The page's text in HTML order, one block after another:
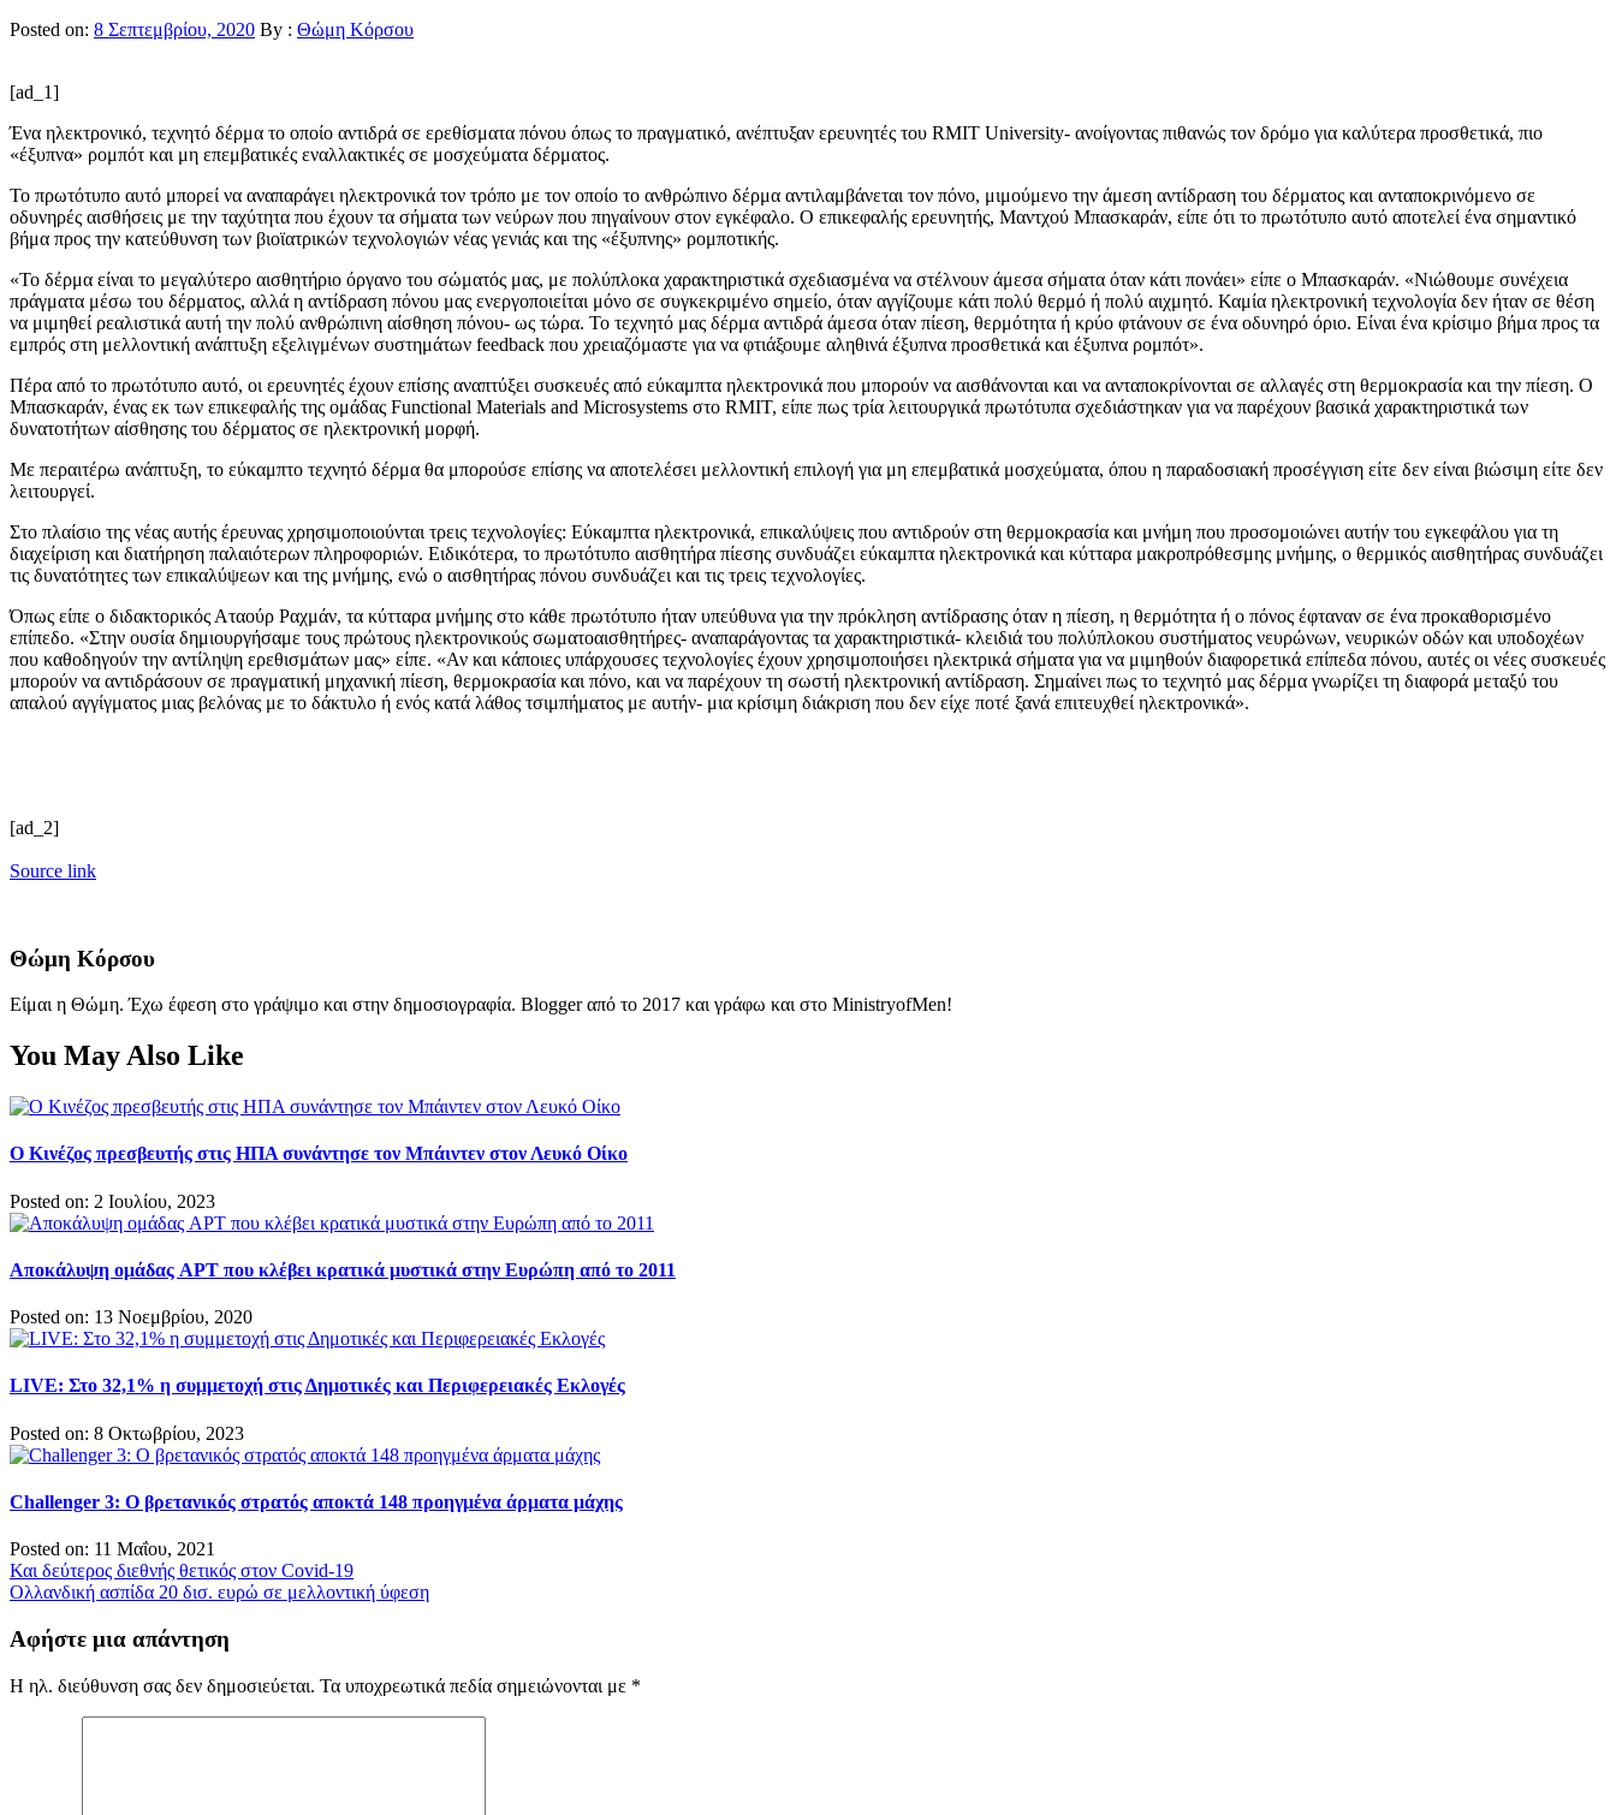
Posted on: 8 Σεπτεμβρίου, 2020 By : Θώμη Κόρσου
[ad_1]
Ένα ηλεκτρονικό, τεχνητό δέρμα το οποίο αντιδρά σε ερεθίσματα πόνου όπως το πραγματικό, ανέπτυξαν ερευνητές του RMIT University- ανοίγοντας πιθανώς τον δρόμο για καλύτερα προσθετικά, πιο
«έξυπνα» ρομπότ και μη επεμβατικές εναλλακτικές σε μοσχεύματα δέρματος.
Το πρωτότυπο αυτό μπορεί να αναπαράγει ηλεκτρονικά τον τρόπο με τον οποίο το ανθρώπινο δέρμα αντιλαμβάνεται τον πόνο, μιμούμενο την άμεση αντίδραση του δέρματος και ανταποκρινόμενο σε
οδυνηρές αισθήσεις με την ταχύτητα που έχουν τα σήματα των νεύρων που πηγαίνουν στον εγκέφαλο. Ο επικεφαλής ερευνητής, Μαντχού Μπασκαράν, είπε ότι το πρωτότυπο αυτό αποτελεί ένα σημαντικό
βήμα προς την κατεύθυνση των βιοϊατρικών τεχνολογιών νέας γενιάς και της «έξυπνης» ρομποτικής.
«Το δέρμα είναι το μεγαλύτερο αισθητήριο όργανο του σώματός μας, με πολύπλοκα χαρακτηριστικά σχεδιασμένα να στέλνουν άμεσα σήματα όταν κάτι πονάει» είπε ο Μπασκαράν. «Νιώθουμε συνέχεια
πράγματα μέσω του δέρματος, αλλά η αντίδραση πόνου μας ενεργοποιείται μόνο σε συγκεκριμένο σημείο, όταν αγγίζουμε κάτι πολύ θερμό ή πολύ αιχμητό. Καμία ηλεκτρονική τεχνολογία δεν ήταν σε θέση
να μιμηθεί ρεαλιστικά αυτή την πολύ ανθρώπινη αίσθηση πόνου- ως τώρα. Το τεχνητό μας δέρμα αντιδρά άμεσα όταν πίεση, θερμότητα ή κρύο φτάνουν σε ένα οδυνηρό όριο. Είναι ένα κρίσιμο βήμα προς τα
εμπρός στη μελλοντική ανάπτυξη εξελιγμένων συστημάτων feedback που χρειαζόμαστε για να φτιάξουμε αληθινά έξυπνα προσθετικά και έξυπνα ρομπότ».
Πέρα από το πρωτότυπο αυτό, οι ερευνητές έχουν επίσης αναπτύξει συσκευές από εύκαμπτα ηλεκτρονικά που μπορούν να αισθάνονται και να ανταποκρίνονται σε αλλαγές στη θερμοκρασία και την πίεση. Ο
Μπασκαράν, ένας εκ των επικεφαλής της ομάδας Functional Materials and Microsystems στο RMIT, είπε πως τρία λειτουργικά πρωτότυπα σχεδιάστηκαν για να παρέχουν βασικά χαρακτηριστικά των
δυνατοτήτων αίσθησης του δέρματος σε ηλεκτρονική μορφή.
Με περαιτέρω ανάπτυξη, το εύκαμπτο τεχνητό δέρμα θα μπορούσε επίσης να αποτελέσει μελλοντική επιλογή για μη επεμβατικά μοσχεύματα, όπου η παραδοσιακή προσέγγιση είτε δεν είναι βιώσιμη είτε δεν
λειτουργεί.
Στο πλαίσιο της νέας αυτής έρευνας χρησιμοποιούνται τρεις τεχνολογίες: Εύκαμπτα ηλεκτρονικά, επικαλύψεις που αντιδρούν στη θερμοκρασία και μνήμη που προσομοιώνει αυτήν του εγκεφάλου για τη
διαχείριση και διατήρηση παλαιότερων πληροφοριών. Ειδικότερα, το πρωτότυπο αισθητήρα πίεσης συνδυάζει εύκαμπτα ηλεκτρονικά και κύτταρα μακροπρόθεσμης μνήμης, ο θερμικός αισθητήρας συνδυάζει
τις δυνατότητες των επικαλύψεων και της μνήμης, ενώ ο αισθητήρας πόνου συνδυάζει και τις τρεις τεχνολογίες.
Όπως είπε ο διδακτορικός Αταούρ Ραχμάν, τα κύτταρα μνήμης στο κάθε πρωτότυπο ήταν υπεύθυνα για την πρόκληση αντίδρασης όταν η πίεση, η θερμότητα ή ο πόνος έφταναν σε ένα προκαθορισμένο
επίπεδο. «Στην ουσία δημιουργήσαμε τους πρώτους ηλεκτρονικούς σωματοαισθητήρες- αναπαράγοντας τα χαρακτηριστικά- κλειδιά του πολύπλοκου συστήματος νευρώνων, νευρικών οδών και υποδοχέων
που καθοδηγούν την αντίληψη ερεθισμάτων μας» είπε. «Αν και κάποιες υπάρχουσες τεχνολογίες έχουν χρησιμοποιήσει ηλεκτρικά σήματα για να μιμηθούν διαφορετικά επίπεδα πόνου, αυτές οι νέες συσκευές
μπορούν να αντιδράσουν σε πραγματική μηχανική πίεση, θερμοκρασία και πόνο, και να παρέχουν τη σωστή ηλεκτρονική αντίδραση. Σημαίνει πως το τεχνητό μας δέρμα γνωρίζει τη διαφορά μεταξύ του
απαλού αγγίγματος μιας βελόνας με το δάκτυλο ή ενός κατά λάθος τσιμπήματος με αυτήν- μια κρίσιμη διάκριση που δεν είχε ποτέ ξανά επιτευχθεί ηλεκτρονικά».
[ad_2]
Source link
Θώμη Κόρσου
Είμαι η Θώμη. Έχω έφεση στο γράψιμο και στην δημοσιογραφία. Blogger από το 2017 και γράφω και στο MinistryofMen!
You May Also Like
Ο Κινέζος πρεσβευτής στις ΗΠΑ συνάντησε τον Μπάιντεν στον Λευκό Οίκο
Posted on: 2 Ιουλίου, 2023
Αποκάλυψη ομάδας APT που κλέβει κρατικά μυστικά στην Ευρώπη από το 2011
Posted on: 13 Νοεμβρίου, 2020
LIVE: Στο 32,1% η συμμετοχή στις Δημοτικές και Περιφερειακές Εκλογές
Posted on: 8 Οκτωβρίου, 2023
Challenger 3: Ο βρετανικός στρατός αποκτά 148 προηγμένα άρματα μάχης
Posted on: 11 Μαΐου, 2021
Πλοήγηση
άρθρων
Και δεύτερος διεθνής θετικός στον Covid-19
Ολλανδική ασπίδα 20 δισ. ευρώ σε μελλοντική ύφεση
Αφήστε μια απάντηση
Η ηλ. διεύθυνση σας δεν δημοσιεύεται. Τα υποχρεωτικά πεδία σημειώνονται με *